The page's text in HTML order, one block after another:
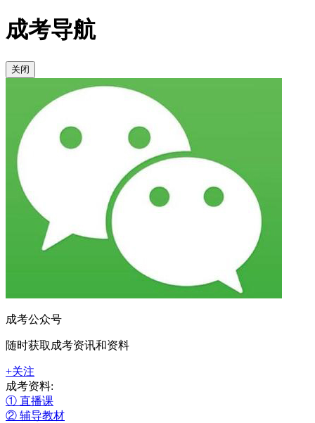
成考导航
关闭
成考公众号
随时获取成考资讯和资料
+关注
成考资料:
① 直播课
② 辅导教材